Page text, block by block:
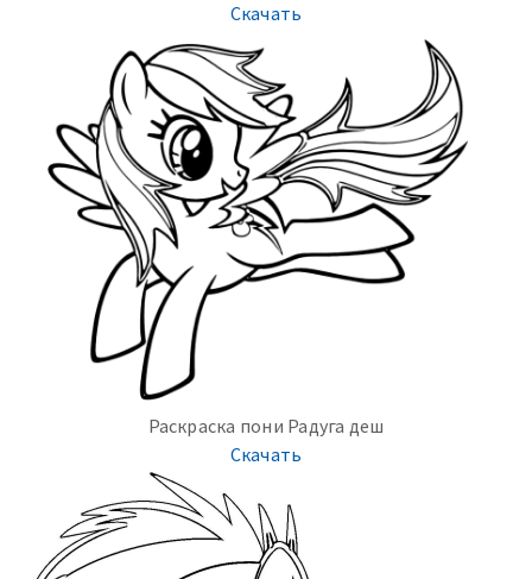
Скачать
Раскраска пони Радуга деш
Скачать